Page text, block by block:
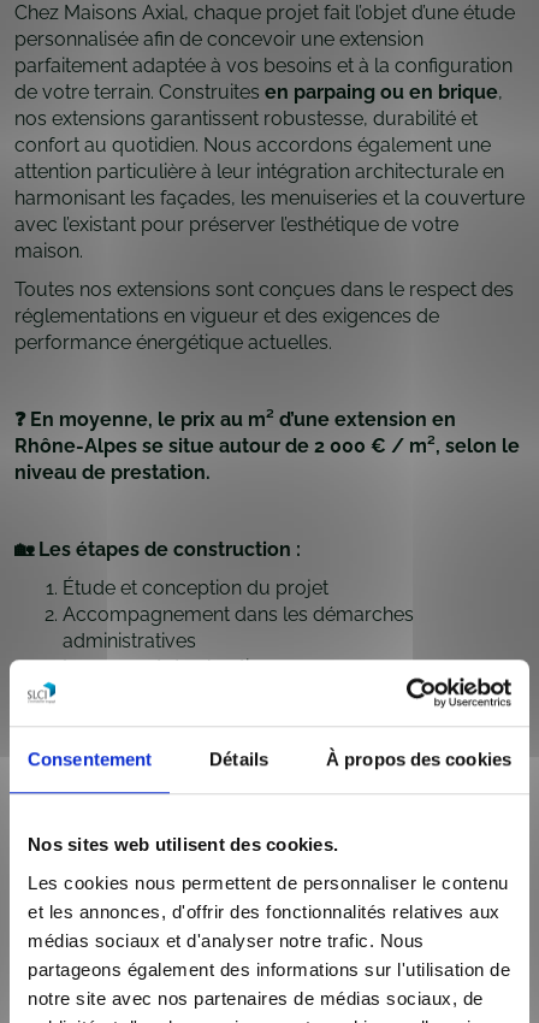
Consentement Détails À propos des cookies
Nos sites web utilisent des cookies.
Les cookies nous permettent de personnaliser le contenu
et les annonces, d'offrir des fonctionnalités relatives aux
médias sociaux et d'analyser notre trafic. Nous
partageons également des informations sur l'utilisation de
notre site avec nos partenaires de médias sociaux, de
Chez Maisons Axial, chaque projet fait l’objet d’une étude
personnalisée afin de concevoir une extension
parfaitement adaptée à vos besoins et à la configuration
de votre terrain. Construites en parpaing ou en brique,
nos extensions garantissent robustesse, durabilité et
confort au quotidien. Nous accordons également une
attention particulière à leur intégration architecturale en
harmonisant les façades, les menuiseries et la couverture
avec l’existant pour préserver l’esthétique de votre
maison.
Toutes nos extensions sont conçues dans le respect des
réglementations en vigueur et des exigences de
performance énergétique actuelles.
❓ En moyenne, le prix au m² d’une extension en
Rhône-Alpes se situe autour de 2 000 € / m², selon le
niveau de prestation.
🏡 Les étapes de construction :
Étude et conception du projet
Accompagnement dans les démarches
administratives
Lancement du chantier
Livraison
🗓️ Durée de construction
La durée de réalisation d’une extension dépend de
architecturale, contraintes techniques ou encore délais
administratifs. En moyenne, il faut compter entre4 et 8
moisde délai entre la signature du contrat et l’ouverture
du chantier. La phase de travaux elle-même s’étend
généralement sur au moins6 mois, selon l’ampleur de